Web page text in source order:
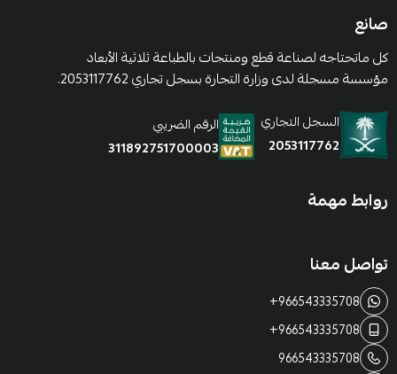
صانع
كل ماتحتاجه لصناعة قطع ومنتجات بالطباعة ثلاثية الأبعاد
مؤسسة مسجلة لدى وزارة التجارة بسجل تجاري 2053117762.
السجل التجاري
2053117762
الرقم الضريبي
311892751700003
روابط مهمة
تواصل معنا
+966543335708
+966543335708
966543335708